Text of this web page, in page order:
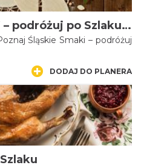
Poznaj Śląskie Smaki – podróżuj po Szlaku Kulinarnym
Śląskie Smaki – podróżuj
DODAJ DO PLANERA